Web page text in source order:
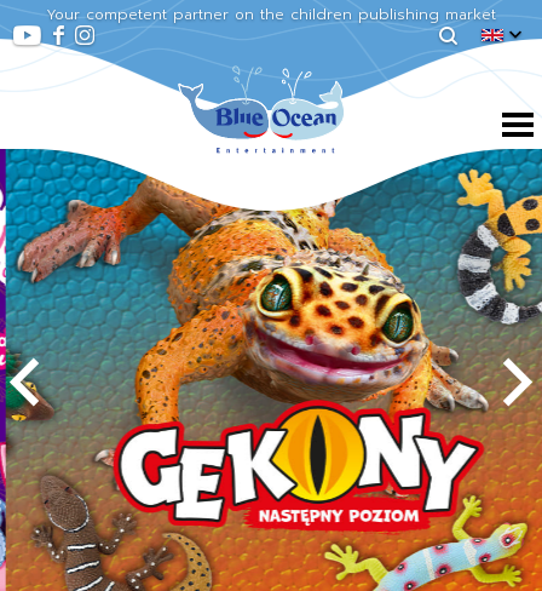
Your competent partner on the children publishing market